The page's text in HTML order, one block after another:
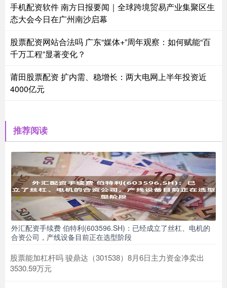
手机配资软件 南方日报要闻｜全球跨境贸易产业集聚区生
态大会今日在广州南沙启幕
股票配资网站合法吗 广东“媒体+”周年观察：如何赋能“百
千万工程”显著变化？
莆田股票配资 扩内需、稳增长：两大电网上半年投资近
4000亿元
推荐阅读
外汇配资手续费 伯特利(603596.SH)：已经成立了丝杠、电机的
合资公司，产线设备目前正在选型阶段
股票能加杠杆吗 骏鼎达（301538）8月6日主力资金净卖出
3530.59万元